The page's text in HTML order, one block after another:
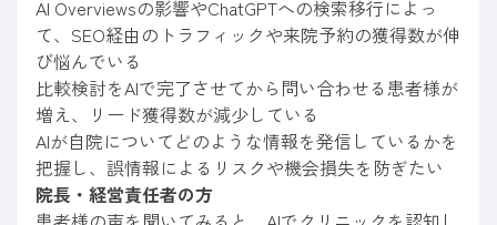
AI Overviewsの影響やChatGPTへの検索移行によっ
て、SEO経由のトラフィックや来院予約の獲得数が伸
び悩んでいる
比較検討をAIで完了させてから問い合わせる患者様が
増え、リード獲得数が減少している
AIが自院についてどのような情報を発信しているかを
把握し、誤情報によるリスクや機会損失を防ぎたい
院長・経営責任者の方